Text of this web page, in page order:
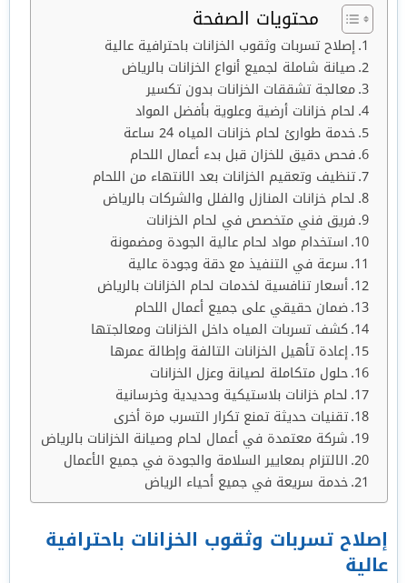
محتويات الصفحة
إصلاح تسربات وثقوب الخزانات باحترافية عالية
صيانة شاملة لجميع أنواع الخزانات بالرياض
معالجة تشققات الخزانات بدون تكسير
لحام خزانات أرضية وعلوية بأفضل المواد
خدمة طوارئ لحام خزانات المياه 24 ساعة
فحص دقيق للخزان قبل بدء أعمال اللحام
تنظيف وتعقيم الخزانات بعد الانتهاء من اللحام
لحام خزانات المنازل والفلل والشركات بالرياض
فريق فني متخصص في لحام الخزانات
استخدام مواد لحام عالية الجودة ومضمونة
سرعة في التنفيذ مع دقة وجودة عالية
أسعار تنافسية لخدمات لحام الخزانات بالرياض
ضمان حقيقي على جميع أعمال اللحام
كشف تسربات المياه داخل الخزانات ومعالجتها
إعادة تأهيل الخزانات التالفة وإطالة عمرها
حلول متكاملة لصيانة وعزل الخزانات
لحام خزانات بلاستيكية وحديدية وخرسانية
تقنيات حديثة تمنع تكرار التسرب مرة أخرى
شركة معتمدة في أعمال لحام وصيانة الخزانات بالرياض
الالتزام بمعايير السلامة والجودة في جميع الأعمال
خدمة سريعة في جميع أحياء الرياض
إصلاح تسربات وثقوب الخزانات باحترافية
عالية